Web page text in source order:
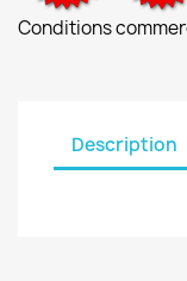
Conditions
Description